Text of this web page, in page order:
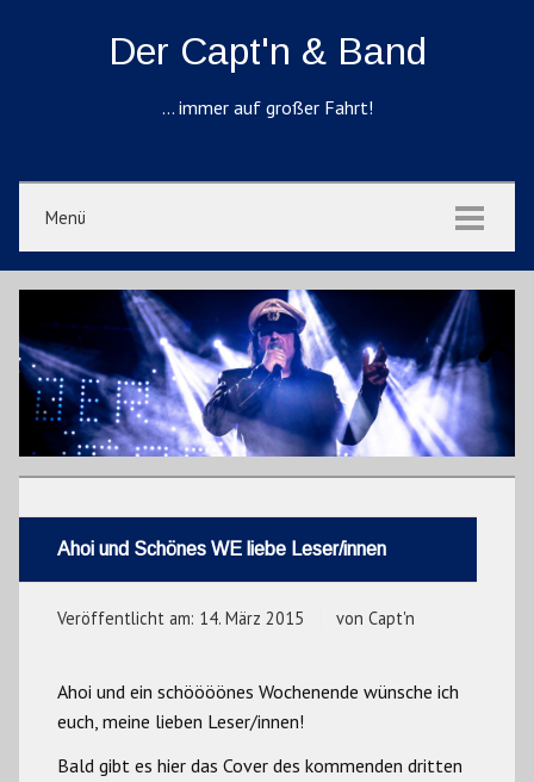
Der Capt'n & Band
… immer auf großer Fahrt!
Menü
Ahoi und Schönes WE liebe Leser/innen
Veröffentlicht am: 14. März 2015 von Capt'n
Ahoi und ein schöööönes Wochenende wünsche ich
euch, meine lieben Leser/innen!
Bald gibt es hier das Cover des kommenden dritten